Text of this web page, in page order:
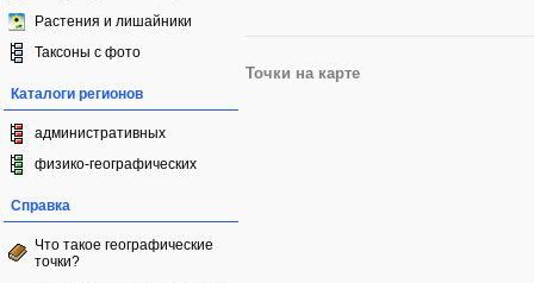
Растения и лишайники
Таксоны с фото
Каталоги регионов
административных
физико-географических
Справка
Что такое географические
точки?
Точки на карте